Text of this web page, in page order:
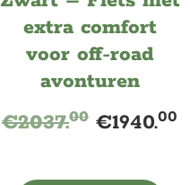
extra comfort
voor off-road
avonturen
€2037.00 €1940.00